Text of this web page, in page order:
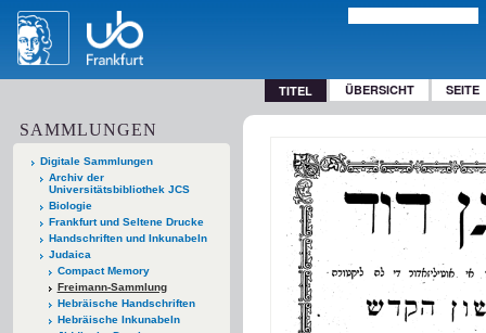
TITEL ÜBERSICHT SEITE
SAMMLUNGEN
Digitale Sammlungen
Archiv der
Universitätsbibliothek JCS
Biologie
Frankfurt und Seltene Drucke
Handschriften und Inkunabeln
Judaica
Compact Memory
Freimann-Sammlung
Hebräische Handschriften
Hebräische Inkunabeln